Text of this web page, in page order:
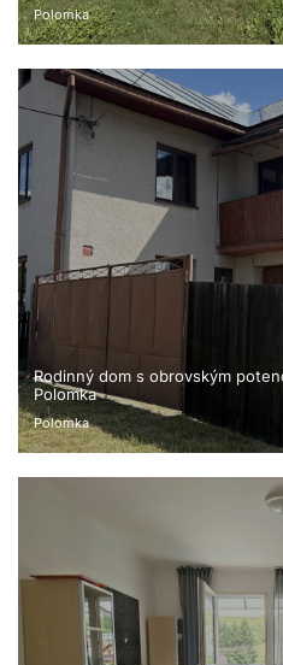
Polomka
Rodinný dom s obrovským
Polomka
Polomka